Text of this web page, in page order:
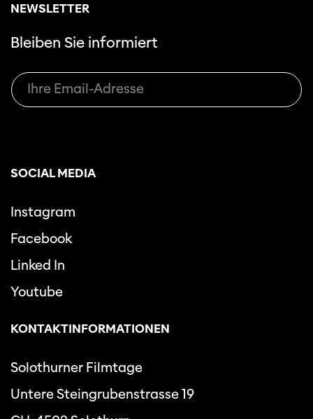
NEWSLETTER
Bleiben Sie informiert
SOCIAL MEDIA
Instagram
Facebook
Linked In
Youtube
KONTAKTINFORMATIONEN
Solothurner Filmtage
Untere Steingrubenstrasse 19